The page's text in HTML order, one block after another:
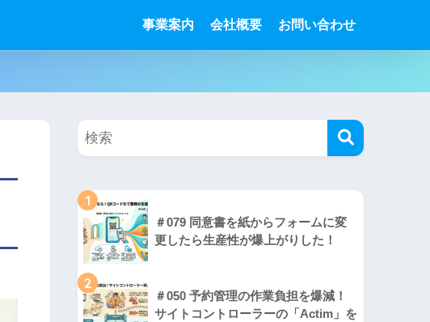
事業案内 会社概要 お問い合わせ
1
＃079 同意書を紙からフォームに変
更したら生産性が爆上がりした！
2
＃050 予約管理の作業負担を爆減！
サイトコントローラーの「Actim」を